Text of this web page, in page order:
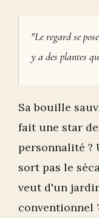
"Le regard se
y a des plantes
Sa bouille
fait une star
personnalité ?
sort pas le
veut d'un
conventionnel